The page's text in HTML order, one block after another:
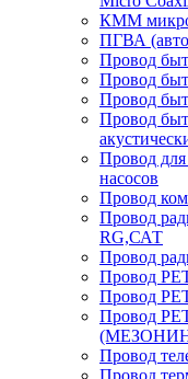
КММ
ПГВА
Провод
Провод
Провод
Провод
Провод
насосов
Провод
Провод
RG,САТ
Провод
Провод
Провод
Провод
Провод